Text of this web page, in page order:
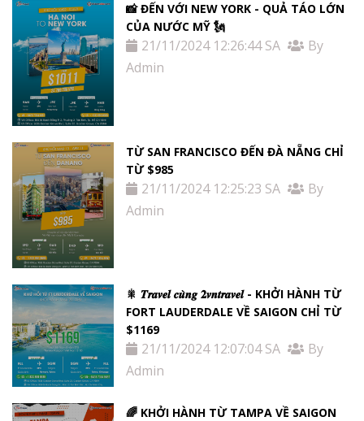
📸 ĐẾN VỚI NEW YORK - QUẢ TÁO LỚN
CỦA NƯỚC MỸ 🗽
21/11/2024 12:26:44 SA
By
Admin
TỪ SAN FRANCISCO ĐẾN ĐÀ NẴNG CHỈ
TỪ $985
21/11/2024 12:25:23 SA
By
Admin
🎇 𝑻𝒓𝒂𝒗𝒆𝒍 𝒄𝒖̀𝒏𝒈 𝟐𝒗𝒏𝒕𝒓𝒂𝒗𝒆𝒍 - KHỞI HÀNH TỪ
FORT LAUDERDALE VỀ SAIGON CHỈ TỪ
$1169
21/11/2024 12:07:04 SA
By
Admin
🌈 KHỞI HÀNH TỪ TAMPA VỀ SAIGON